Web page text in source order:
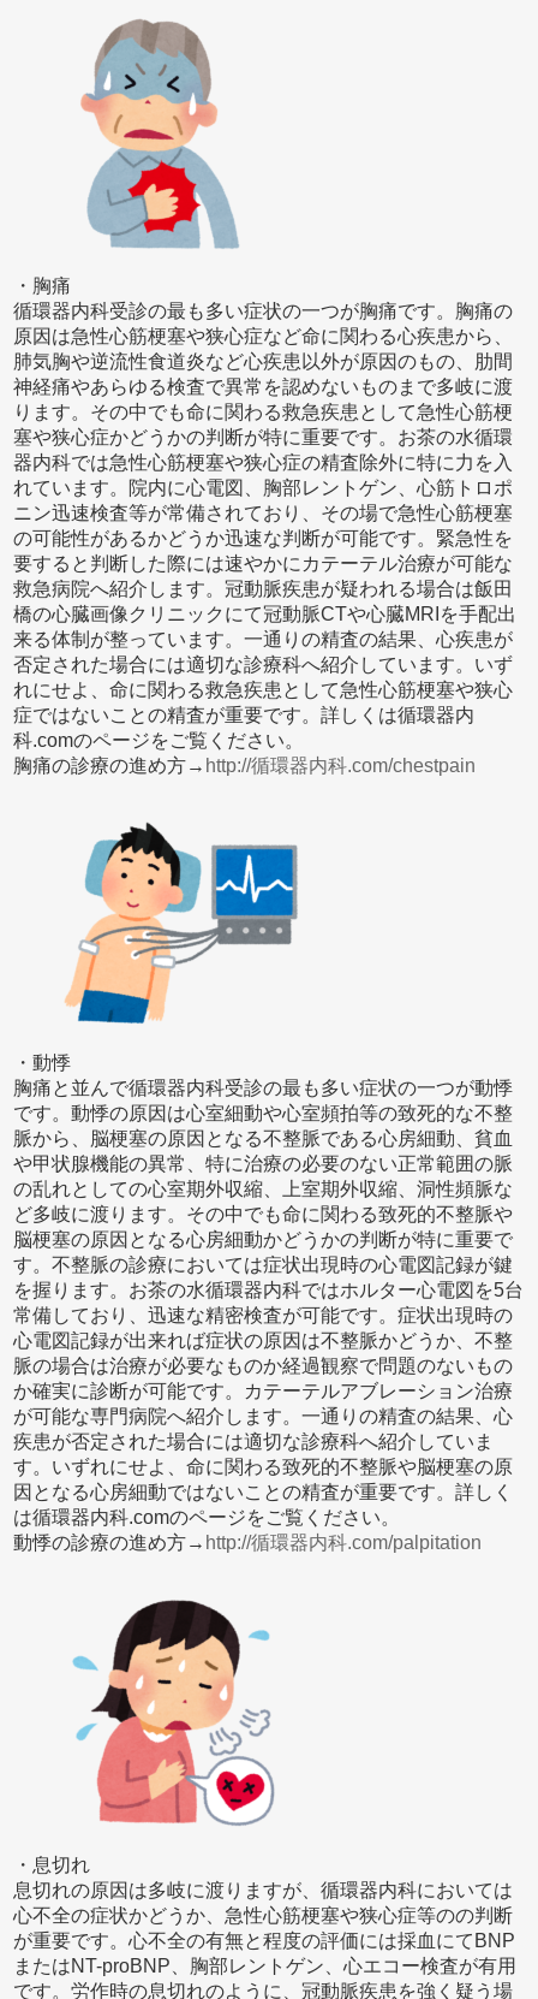
・胸痛
循環器内科受診の最も多い症状の一つが胸痛です。胸痛の
原因は急性心筋梗塞や狭心症など命に関わる心疾患から、
肺気胸や逆流性食道炎など心疾患以外が原因のもの、肋間
神経痛やあらゆる検査で異常を認めないものまで多岐に渡
ります。その中でも命に関わる救急疾患として急性心筋梗
塞や狭心症かどうかの判断が特に重要です。お茶の水循環
器内科では急性心筋梗塞や狭心症の精査除外に特に力を入
れています。院内に心電図、胸部レントゲン、心筋トロポ
ニン迅速検査等が常備されており、その場で急性心筋梗塞
の可能性があるかどうか迅速な判断が可能です。緊急性を
要すると判断した際には速やかにカテーテル治療が可能な
救急病院へ紹介します。冠動脈疾患が疑われる場合は飯田
橋の心臓画像クリニックにて冠動脈CTや心臓MRIを手配出
来る体制が整っています。一通りの精査の結果、心疾患が
否定された場合には適切な診療科へ紹介しています。いず
れにせよ、命に関わる救急疾患として急性心筋梗塞や狭心
症ではないことの精査が重要です。詳しくは循環器内
科.comのページをご覧ください。
胸痛の診療の進め方→ http://循環器内科.com/chestpain
・動悸
胸痛と並んで循環器内科受診の最も多い症状の一つが動悸
です。動悸の原因は心室細動や心室頻拍等の致死的な不整
脈から、脳梗塞の原因となる不整脈である心房細動、貧血
や甲状腺機能の異常、特に治療の必要のない正常範囲の脈
の乱れとしての心室期外収縮、上室期外収縮、洞性頻脈な
ど多岐に渡ります。その中でも命に関わる致死的不整脈や
脳梗塞の原因となる心房細動かどうかの判断が特に重要で
す。不整脈の診療においては症状出現時の心電図記録が鍵
を握ります。お茶の水循環器内科ではホルター心電図を5台
常備しており、迅速な精密検査が可能です。症状出現時の
心電図記録が出来れば症状の原因は不整脈かどうか、不整
脈の場合は治療が必要なものか経過観察で問題のないもの
か確実に診断が可能です。カテーテルアブレーション治療
が可能な専門病院へ紹介します。一通りの精査の結果、心
疾患が否定された場合には適切な診療科へ紹介していま
す。いずれにせよ、命に関わる致死的不整脈や脳梗塞の原
因となる心房細動ではないことの精査が重要です。詳しく
は循環器内科.comのページをご覧ください。
動悸の診療の進め方→ http://循環器内科.com/palpitation
・息切れ
息切れの原因は多岐に渡りますが、循環器内科においては
心不全の症状かどうか、急性心筋梗塞や狭心症等のの判断
が重要です。心不全の有無と程度の評価には採血にてBNP
またはNT-proBNP、胸部レントゲン、心エコー検査が有用
です。労作時の息切れのように、冠動脈疾患を強く疑う場